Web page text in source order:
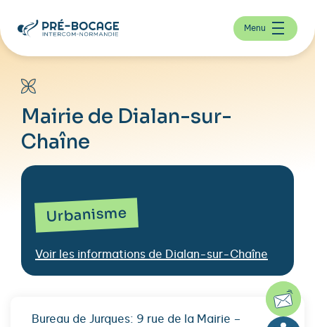
Menu
Mairie de Dialan-sur-
Chaîne
Urbanisme
Voir les informations de Dialan-sur-Chaîne
Bureau de Jurques: 9 rue de la Mairie –